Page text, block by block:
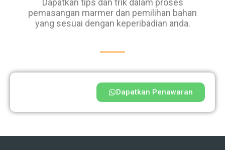
Dapatkan tips dan trik dalam proses
pemasangan marmer dan pemilihan bahan
yang sesuai dengan keperibadian anda.
Dapatkan Penawaran